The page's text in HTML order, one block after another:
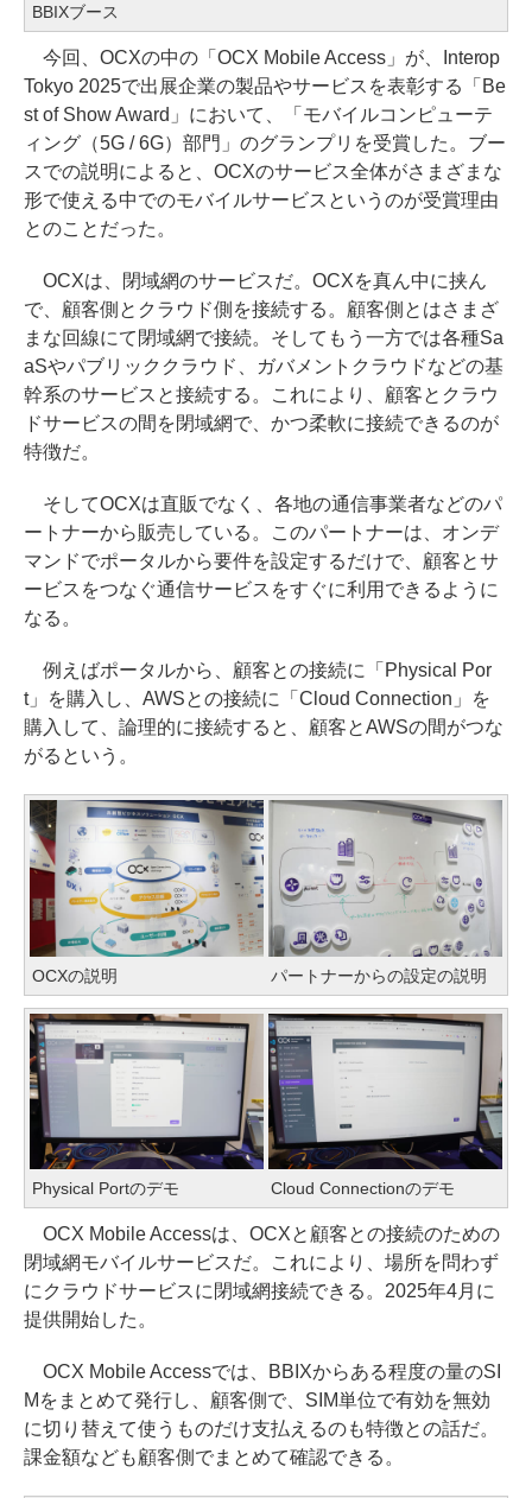
BBIXブース
今回、OCXの中の「OCX Mobile Access」が、Interop
Tokyo 2025で出展企業の製品やサービスを表彰する「Be
st of Show Award」において、「モバイルコンピューテ
ィング（5G / 6G）部門」のグランプリを受賞した。ブー
スでの説明によると、OCXのサービス全体がさまざまな
形で使える中でのモバイルサービスというのが受賞理由
とのことだった。
OCXは、閉域網のサービスだ。OCXを真ん中に挟ん
で、顧客側とクラウド側を接続する。顧客側とはさまざ
まな回線にて閉域網で接続。そしてもう一方では各種Sa
aSやパブリッククラウド、ガバメントクラウドなどの基
幹系のサービスと接続する。これにより、顧客とクラウ
ドサービスの間を閉域網で、かつ柔軟に接続できるのが
特徴だ。
そしてOCXは直販でなく、各地の通信事業者などのパ
ートナーから販売している。このパートナーは、オンデ
マンドでポータルから要件を設定するだけで、顧客とサ
ービスをつなぐ通信サービスをすぐに利用できるように
なる。
例えばポータルから、顧客との接続に「Physical Por
t」を購入し、AWSとの接続に「Cloud Connection」を
購入して、論理的に接続すると、顧客とAWSの間がつな
がるという。
OCXの説明 パートナーからの設定の説明
Physical Portのデモ Cloud Connectionのデモ
OCX Mobile Accessは、OCXと顧客との接続のための
閉域網モバイルサービスだ。これにより、場所を問わず
にクラウドサービスに閉域網接続できる。2025年4月に
提供開始した。
OCX Mobile Accessでは、BBIXからある程度の量のSI
Mをまとめて発行し、顧客側で、SIM単位で有効を無効
に切り替えて使うものだけ支払えるのも特徴との話だ。
課金額なども顧客側でまとめて確認できる。